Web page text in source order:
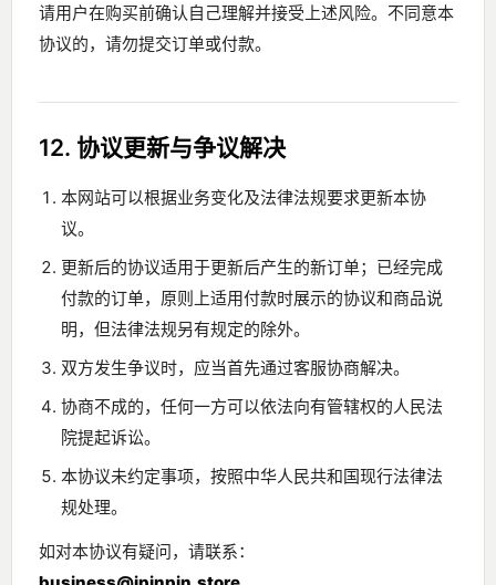
请用户在购买前确认自己理解并接受上述风险。不同意本
协议的，请勿提交订单或付款。
12. 协议更新与争议解决
本网站可以根据业务变化及法律法规要求更新本协
议。
更新后的协议适用于更新后产生的新订单；已经完成
付款的订单，原则上适用付款时展示的协议和商品说
明，但法律法规另有规定的除外。
双方发生争议时，应当首先通过客服协商解决。
协商不成的，任何一方可以依法向有管辖权的人民法
院提起诉讼。
本协议未约定事项，按照中华人民共和国现行法律法
规处理。
如对本协议有疑问，请联系：